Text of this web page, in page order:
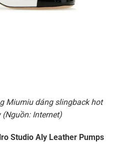
Miumiu dáng slingback hot
(Nguồn: Internet)
Studio Aly Leather Pumps